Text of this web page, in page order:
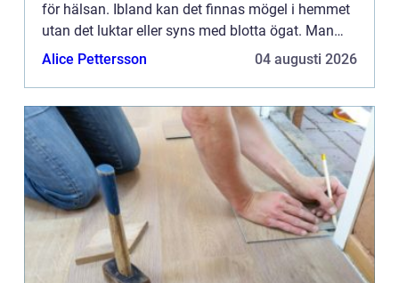
för hälsan. Ibland kan det finnas mögel i hemmet
utan det luktar eller syns med blotta ögat. Man
kan få många...
Alice Pettersson 04 augusti 2026